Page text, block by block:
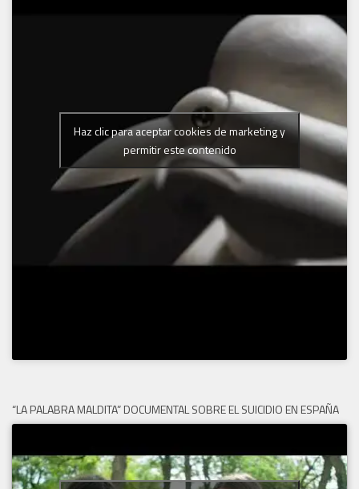
Haz clic para aceptar cookies de marketing y
permitir este contenido
“LA PALABRA MALDITA” DOCUMENTAL SOBRE EL SUICIDIO EN ESPAÑA